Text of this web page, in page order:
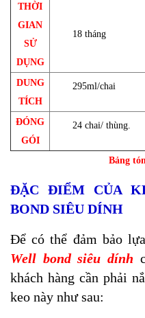
THỜI
GIAN
SỬ
DỤNG
18 tháng
DUNG
TÍCH
295ml/chai
ĐÓNG
GÓI
24 chai/ thùng.
Bảng
ĐẶC ĐIỂM CỦA
BOND SIÊU DÍNH
Để có thể đảm bảo
Well bond siêu dính
khách hàng cần phải
keo này như sau: